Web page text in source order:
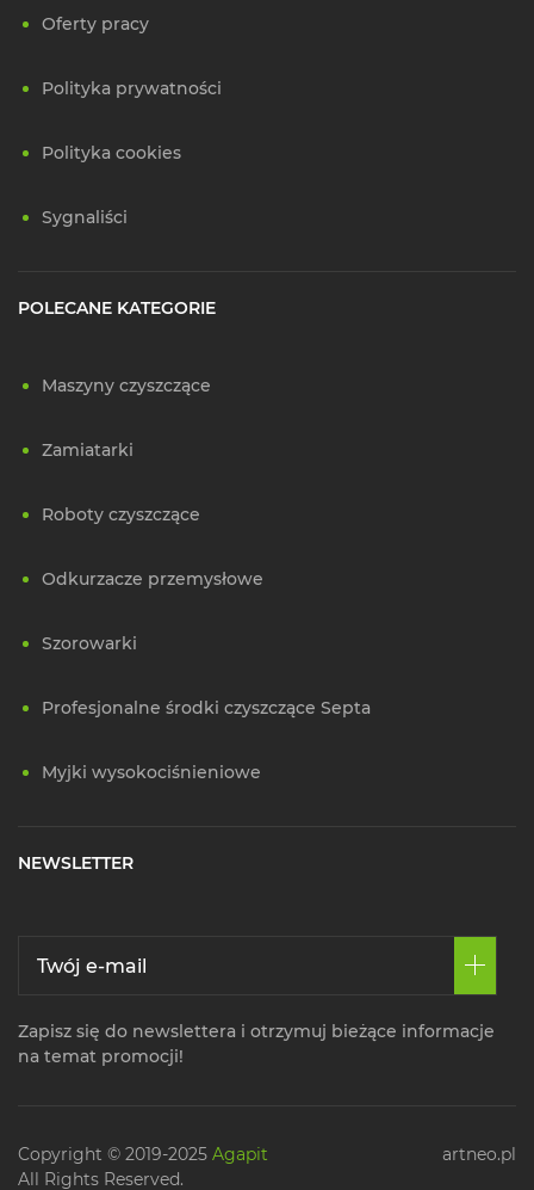
Oferty pracy
Polityka prywatności
Polityka cookies
Sygnaliści
POLECANE KATEGORIE
Maszyny czyszczące
Zamiatarki
Roboty czyszczące
Odkurzacze przemysłowe
Szorowarki
Profesjonalne środki czyszczące Septa
Myjki wysokociśnieniowe
NEWSLETTER
Zapisz się do newslettera i otrzymuj bieżące informacje
na temat promocji!
Copyright © 2019-2025 Agapit
All Rights Reserved.
artneo.pl